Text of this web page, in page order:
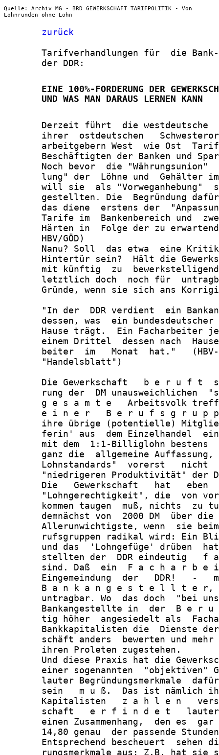
Quelle: Archiv MG - BRD GEWERKSCHAFT TARIFPOLITIK - Von
Lohnrunden ohne Lohn
zurück
Tarifverhandlungen für  die
       der DDR:
EINE 100%-FORDERUNG DER
       UND WAS MAN DARAUS LERNEN KANN
Derzeit führt  die westdeutsche
ihrer  ostdeutschen
arbeitgebern West  wie Ost
Beschäftigten der Banken und
Noch bevor  die "Währungsunion"
lung" der  Löhne und  Gehälter
will sie  als "Vorweganhebung"
gestellten. Die  Begründung
das diene  erstens der
Tarife im  Bankenbereich und
Härten in  Folge der zu
       HBV/GÖD)
Nanu? Soll  das etwa  eine
Hintertür sein?  Hält die
mit künftig  zu
letztlich doch  noch für
Gründe, wenn sie sich ans
"In der  DDR verdient  ein
dessen, was  ein
Hause trägt.  Ein Facharbeiter
einem Drittel  dessen nach
beiter  im   Monat  hat."
       "Handelsblatt")
Die Gewerkschaft   b e r u f t
rung der  DM unausweichlichen
g e s a m t e   Arbeitsvolk
e i n e r   B e r u f s g r u p
ihre übrige (potentielle)
ferin' aus  dem Einzelhandel
mit dem  1:1-Billiglohn bestens
ganz die  allgemeine
Lohnstandards"  vorerst   nicht
"niedrigeren Produktivität" der
Die   Gewerkschaft   hat   eben
"Lohngerechtigkeit", die  von
kommen taugen  muß, nichts  zu
demnächst von  2000 DM  über
Allerunwichtigste, wenn  sie
rufsgruppen radikal wird: Ein
und das  'Lohngefüge' drüben
stellten der  DDR eindeutig   f
sind. Daß  ein  F a c h a r b e
Eingemeindung  der   DDR!   -
B a n k a n g e s t e l l t e
untragbar. Wo  das doch  "bei
Bankangestellte in  der  B e r
tig höher  angesiedelt als
Bankkapitalisten die  Dienste
schäft anders  bewerten und
       ihren Proleten zugestehen.
Und diese Praxis hat die
einer sogenannten  "objektiven"
lauter Begründungsmerkmale
sein   m u ß.  Das ist nämlich
Kapitalisten   z a h l e n
schaft   e r f i n d e t
einen Zusammenhang,  den es
14,80 genau  der passende
Entsprechend bescheuert  sehen
rungsmerkmale aus: Z.B. hat sie